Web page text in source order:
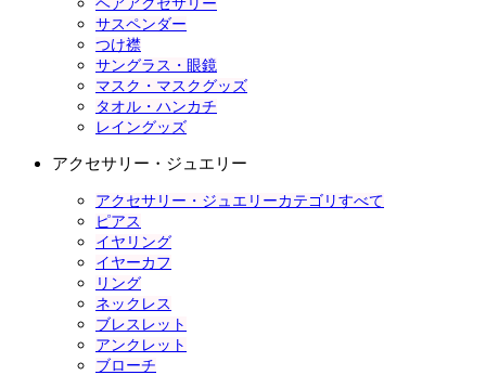
ヘアアクセサリー
サスペンダー
つけ襟
サングラス・眼鏡
マスク・マスクグッズ
タオル・ハンカチ
レイングッズ
アクセサリー・ジュエリー
アクセサリー・ジュエリーカテゴリすべて
ピアス
イヤリング
イヤーカフ
リング
ネックレス
ブレスレット
アンクレット
ブローチ